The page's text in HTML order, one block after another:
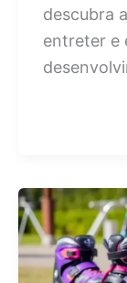
descubra
entreter e